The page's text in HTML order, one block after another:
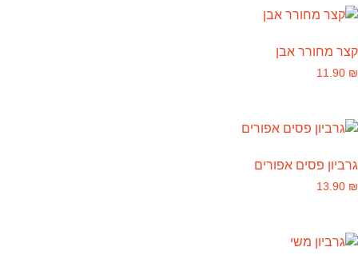
קצר מחורר אבן
11.90 ₪
גרביון פסים אפורים
13.90 ₪